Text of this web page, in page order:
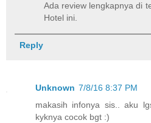
Ada review lengkapnya di
Hotel ini.
Reply
Unknown 7/8/16 8:37 PM
makasih infonya sis.. aku
kyknya cocok bgt :)